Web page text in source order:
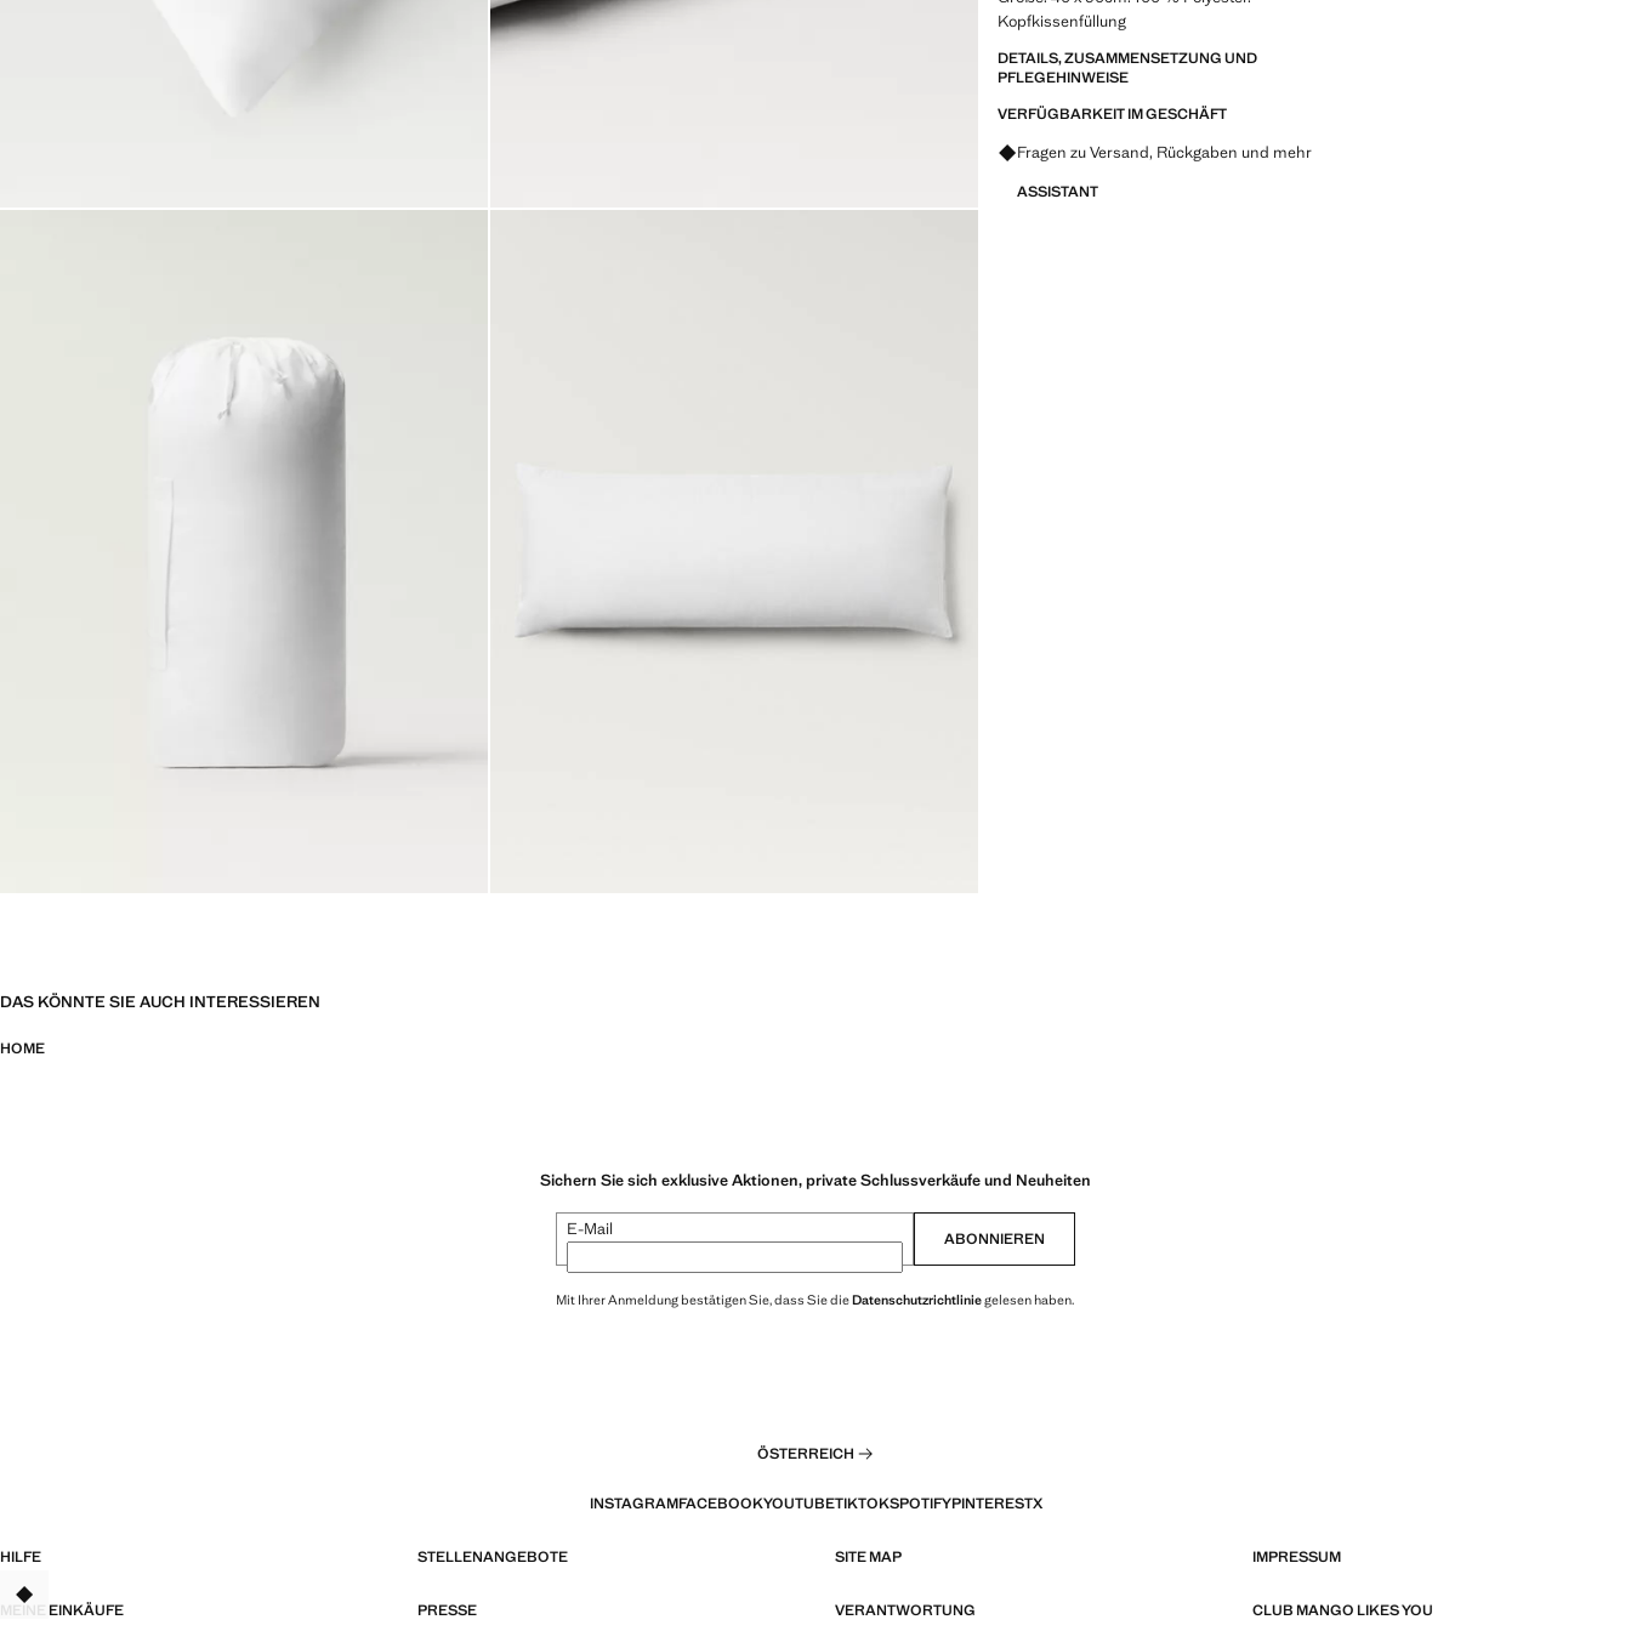
Kopfkissenfüllung
DETAILS, ZUSAMMENSETZUNG UND
PFLEGEHINWEISE
VERFÜGBARKEIT IM GESCHÄFT
Fragen zu Versand, Rückgaben und mehr
ASSISTANT
DAS KÖNNTE SIE AUCH INTERESSIEREN
HOME
Sichern Sie sich exklusive Aktionen, private Schlussverkäufe und Neuheiten
E-Mail ABONNIEREN
Mit Ihrer Anmeldung bestätigen Sie, dass Sie dieDatenschutzrichtliniegelesen haben.
ÖSTERREICH
INSTAGRAMFACEBOOKYOUTUBETIKTOKSPOTIFYPINTERESTX
HILFE STELLENANGEBOTE SITE MAP IMPRESSUM
MEINE EINKÄUFE PRESSE VERANTWORTUNG CLUB MANGO LIKES YOU